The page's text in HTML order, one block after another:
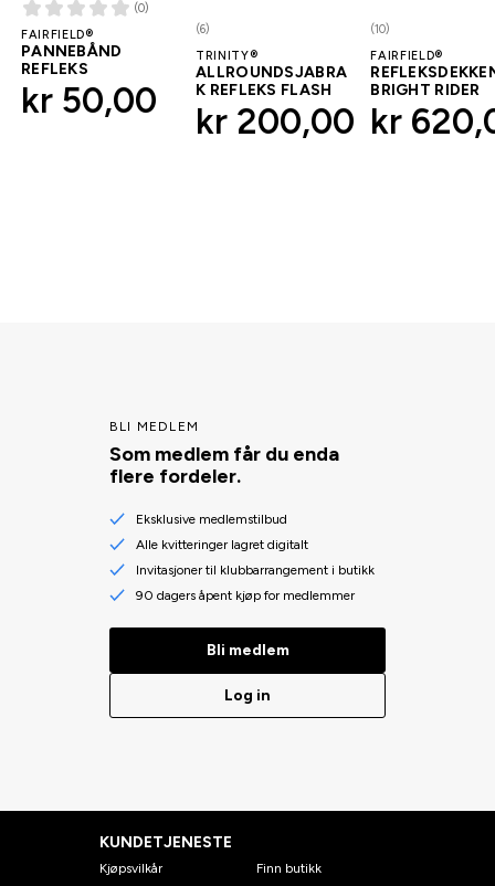
(0)
FAIRFIELD®
PANNEBÅND
REFLEKS
kr 50,00
(6)
TRINITY®
ALLROUNDSJABRA
K REFLEKS FLASH
kr 200,00
(10)
FAIRFIELD®
BRIGHT RIDER
kr
BLI MEDLEM
Som medlem får du enda
flere fordeler.
Eksklusive medlemstilbud
Alle kvitteringer lagret digitalt
Invitasjoner til klubbarrangement i butikk
90 dagers åpent kjøp for medlemmer
Bli medlem
Log in
KUNDETJENESTE
Kjøpsvilkår
Finn butikk